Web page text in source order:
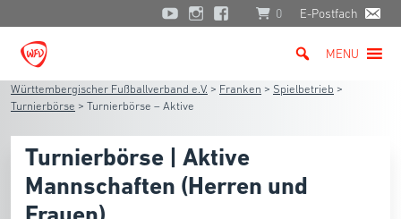
0 E-Postfach
MENU
Württembergischer Fußballverband e.V. > Franken > Spielbetrieb >
Turnierbörse > Turnierbörse – Aktive
Turnierbörse | Aktive
Mannschaften (Herren und